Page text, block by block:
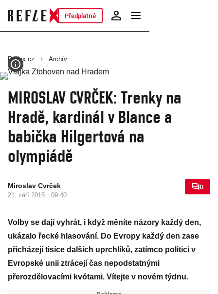
Předplatné
Reflex.cz Archív
MIROSLAV CVRČEK: Trenky na
Hradě, kardinál v Blance a
babička Hilgertová na
olympiádě
Miroslav Cvrček
21. září 2015 · 09:40
0
Volby se dají vyhrát, i když měníte názory každý den,
ukázalo řecké hlasování. Do Evropy každý den zase
přicházejí tisíce dalších uprchlíků, zatímco politici v
Evropské unii ztrácejí čas nepodstatnými
přerozdělovacími kvótami. Vítejte v novém týdnu.